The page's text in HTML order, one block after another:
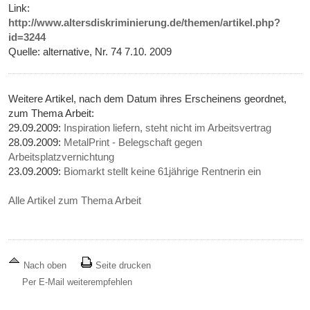
Link:
http://www.altersdiskriminierung.de/themen/artikel.php?
id=3244
Quelle: alternative, Nr. 74 7.10. 2009
Weitere Artikel, nach dem Datum ihres Erscheinens geordnet,
zum Thema Arbeit:
29.09.2009: Inspiration liefern, steht nicht im Arbeitsvertrag
28.09.2009: MetalPrint - Belegschaft gegen
Arbeitsplatzvernichtung
23.09.2009: Biomarkt stellt keine 61jährige Rentnerin ein
Alle Artikel zum Thema Arbeit
Nach oben
Seite drucken
Per E-Mail weiterempfehlen